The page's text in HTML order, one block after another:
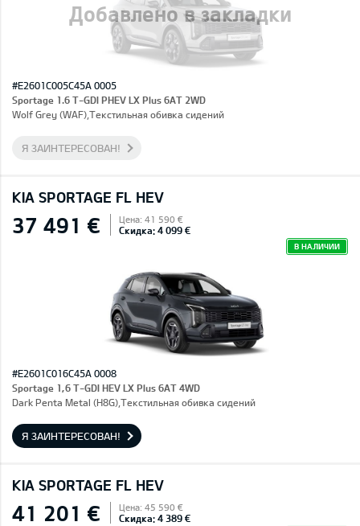
Добавлено в закладки
#E2601C005C45A 0005
Sportage 1.6 T-GDI PHEV LX Plus 6AT 2WD
Wolf Grey (WAF),Текстильная обивка сидений
Я ЗАИНТЕРЕСОВАН!
KIA SPORTAGE FL HEV
37 491 € Цена: 41 590 €
Скидка: 4 099 €
В НАЛИЧИИ
#E2601C016C45A 0008
Sportage 1,6 T-GDI HEV LX Plus 6AT 4WD
Dark Penta Metal (H8G),Текстильная обивка сидений
Я ЗАИНТЕРЕСОВАН!
KIA SPORTAGE FL HEV
41 201 € Цена: 45 590 €
Скидка: 4 389 €